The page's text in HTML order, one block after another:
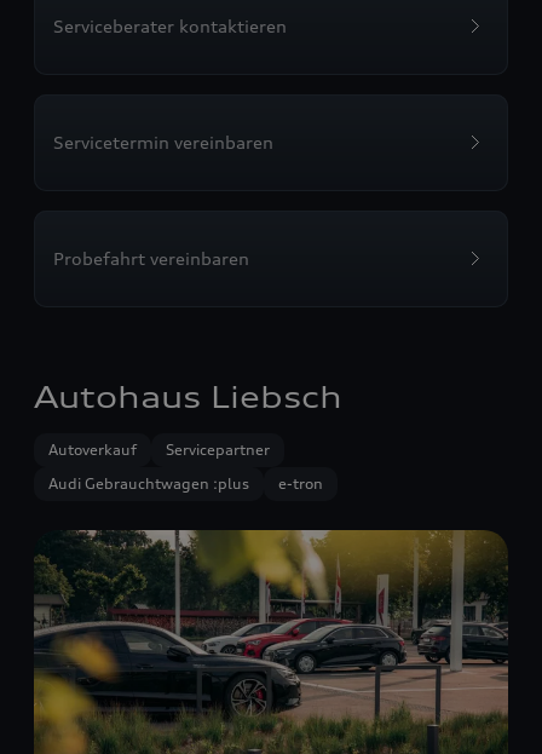
Serviceberater kontaktieren
Servicetermin vereinbaren
Probefahrt vereinbaren
Autohaus Liebsch
Autoverkauf
Servicepartner
Audi Gebrauchtwagen :plus
e-tron